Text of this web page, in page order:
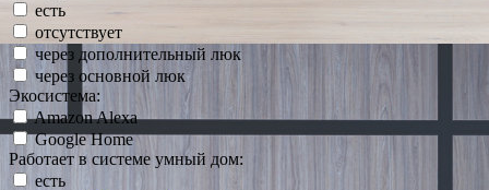
есть
отсутствует
через дополнительный люк
через основной люк
Экосистема:
Amazon Alexa
Google Home
Работает в системе умный дом:
есть